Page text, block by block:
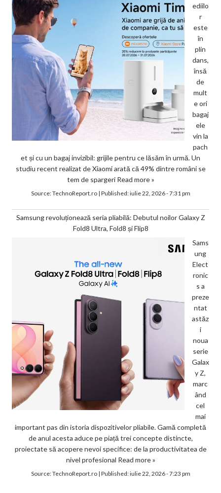
ediilo
r
este
în
plin
dans,
însă
de
mult
e ori
bagaj
ele
vin la
pach
et și cu un bagaj invizibil: grijile pentru ce lăsăm în urmă. Un
studiu recent realizat de Xiaomi arată că 49% dintre români se
tem de spargeri Read more »
Source:TechnoReport.ro| Published:iulie 22, 2026 - 7:31 pm
Samsung revoluționează seria pliabilă: Debutul noilor Galaxy Z
Fold8 Ultra, Fold8 și Flip8
Sams
ung
Elect
ronic
s a
preze
ntat
astăz
i
noua
serie
Galax
y Z,
marc
ând
cel
mai
important pas din istoria dispozitivelor pliabile. Gamă completă
de anul acesta aduce pe piață trei concepte distincte,
proiectate să acopere nevoi specifice: de la productivitatea de
nivel profesional Read more »
Source:TechnoReport.ro| Published:iulie 22, 2026 - 7:23 pm